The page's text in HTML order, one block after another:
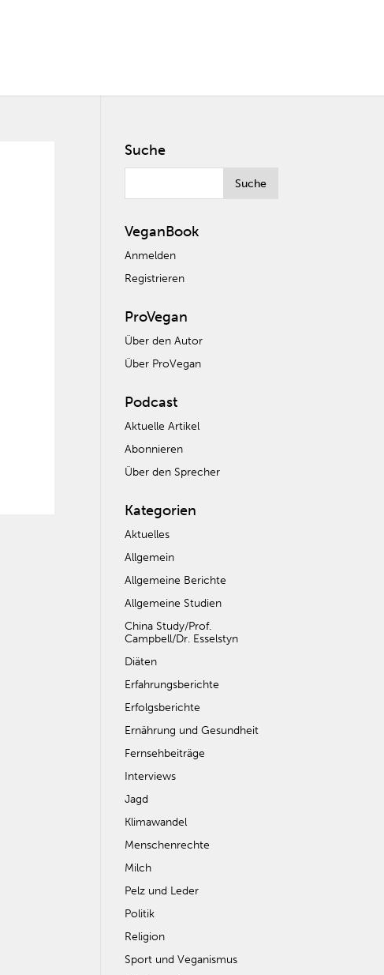
Suche
VeganBook
Anmelden
Registrieren
ProVegan
Über den Autor
Über ProVegan
Podcast
Aktuelle Artikel
Abonnieren
Über den Sprecher
Kategorien
Aktuelles
Allgemein
Allgemeine Berichte
Allgemeine Studien
China Study/Prof.
Campbell/Dr. Esselstyn
Diäten
Erfahrungsberichte
Erfolgsberichte
Ernährung und Gesundheit
Fernsehbeiträge
Interviews
Jagd
Klimawandel
Menschenrechte
Milch
Pelz und Leder
Politik
Religion
Sport und Veganismus